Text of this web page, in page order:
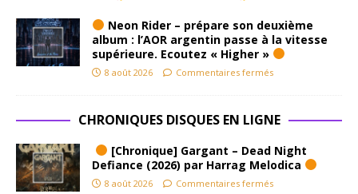
Neon Rider – prépare son deuxième
album : l’AOR argentin passe à la vitesse
supérieure. Ecoutez « Higher »
8 août 2026 Commentaires fermés
CHRONIQUES DISQUES EN LIGNE
[Chronique] Gargant – Dead Night
Defiance (2026) par Harrag Melodica
8 août 2026 Commentaires fermés